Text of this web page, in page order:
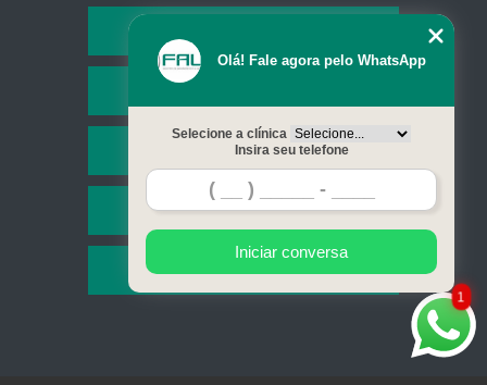
Serviços
Contato
Mapa do site
1
Olá! Fale agora pelo WhatsApp
Selecione a clínica
Insira seu telefone
Iniciar conversa